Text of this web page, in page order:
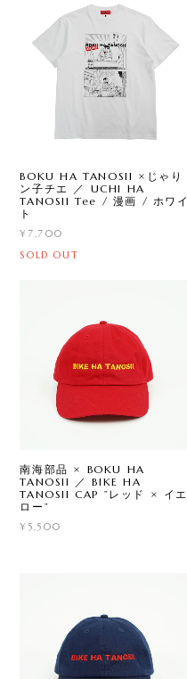
BOKU HA TANOSII ×じゃり
ン子チエ ／ UCHI HA
TANOSII Tee / 漫画 / ホワイ
ト
¥7,700
SOLD OUT
南海部品 × BOKU HA
TANOSII ／ BIKE HA
TANOSII CAP ”レッド × イエ
ロー”
¥5,500